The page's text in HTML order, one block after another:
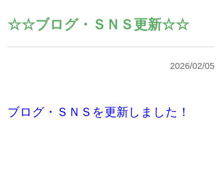
☆☆ブログ・ＳＮＳ更新☆☆
2026/02/05
ブログ・ＳＮＳを更新しました！